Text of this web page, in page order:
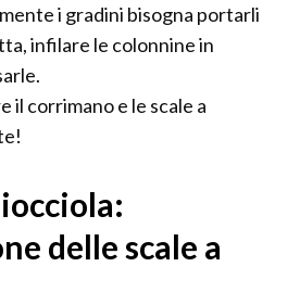
i gradini bisogna portarli
infilare le colonnine in
il corrimano e le scale a
delle scale a